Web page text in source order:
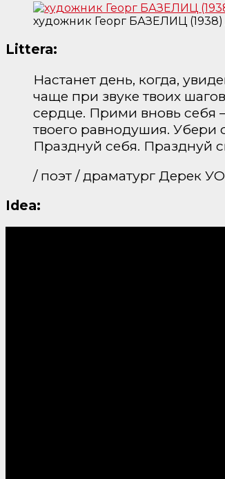
художник Георг БАЗЕЛИЦ (1938)
Littera:
Настанет день, когда,
чаще при звуке твоих
сердце. Прими вновь себя
твоего равнодушия. Убери
Празднуй себя. Празднуй
/ поэт / драматург Дерек
Idea: